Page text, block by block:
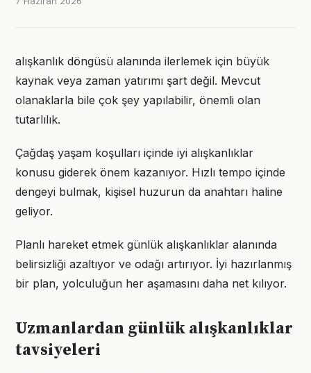
alışkanlık döngüsü alanında ilerlemek için büyük
kaynak veya zaman yatırımı şart değil. Mevcut
olanaklarla bile çok şey yapılabilir, önemli olan
tutarlılık.
Çağdaş yaşam koşulları içinde iyi alışkanlıklar
konusu giderek önem kazanıyor. Hızlı tempo içinde
dengeyi bulmak, kişisel huzurun da anahtarı haline
geliyor.
Planlı hareket etmek günlük alışkanlıklar alanında
belirsizliği azaltıyor ve odağı artırıyor. İyi hazırlanmış
bir plan, yolculuğun her aşamasını daha net kılıyor.
Uzmanlardan günlük alışkanlıklar
tavsiyeleri